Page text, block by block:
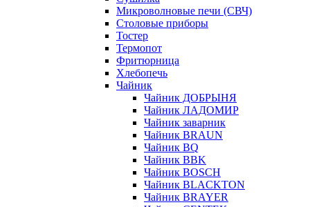
Микроволновые печи (СВЧ)
Столовые приборы
Тостер
Термопот
Фритюрница
Хлебопечь
Чайник
Чайник ДОБРЫНЯ
Чайник ЛАДОМИР
Чайник заварник
Чайник BRAUN
Чайник BQ
Чайник BBK
Чайник BOSCH
Чайник BLACKTON
Чайник BRAYER